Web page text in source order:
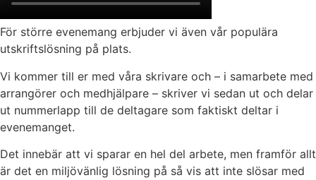
För större evenemang erbjuder vi även vår populära
utskriftslösning på plats.
Vi kommer till er med våra skrivare och – i samarbete med
arrangörer och medhjälpare – skriver vi sedan ut och delar
ut nummerlapp till de deltagare som faktiskt deltar i
evenemanget.
Det innebär att vi sparar en hel del arbete, men framför allt
är det en miljövänlig lösning på så vis att inte slösar med